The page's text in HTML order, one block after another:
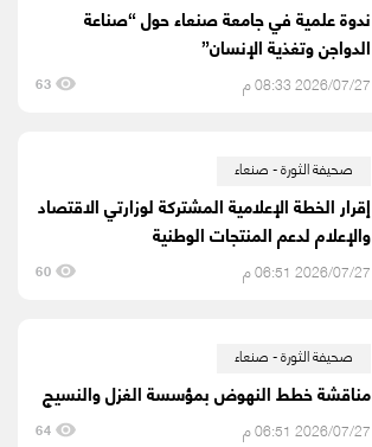
ندوة علمية في جامعة صنعاء حول “صناعة
الدواجن وتغذية الإنسان”
2026/07/27 08:33 م 63
صحيفة الثورة - صنعاء
إقرار الخطة الإعلامية المشتركة لوزارتي الاقتصاد
والإعلام لدعم المنتجات الوطنية
2026/07/27 06:51 م 60
صحيفة الثورة - صنعاء
مناقشة خطط النهوض بمؤسسة الغزل والنسيج
2026/07/27 06:51 م 64